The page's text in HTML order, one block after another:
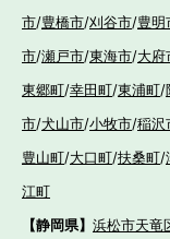
市/豊橋市/刈谷市/豊明
市/瀬戸市/東海市/大府
東郷町/幸田町/東浦町/
市/犬山市/小牧市/稲沢
豊山町/大口町/扶桑町/
江町
【静岡県】 浜松市天竜